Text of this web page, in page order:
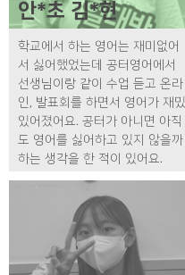
안*초 김*현
학교에서 하는 영어는 재미없어
서 싫어했었는데 공터영어에서
선생님이랑 같이 수업 듣고 온라
인, 발표회를 하면서 영어가 재밌
있어졌어요. 공터가 아니면 아직
도 영어를 싫어하고 있지 않을까
하는 생각을 한 적이 있어요.